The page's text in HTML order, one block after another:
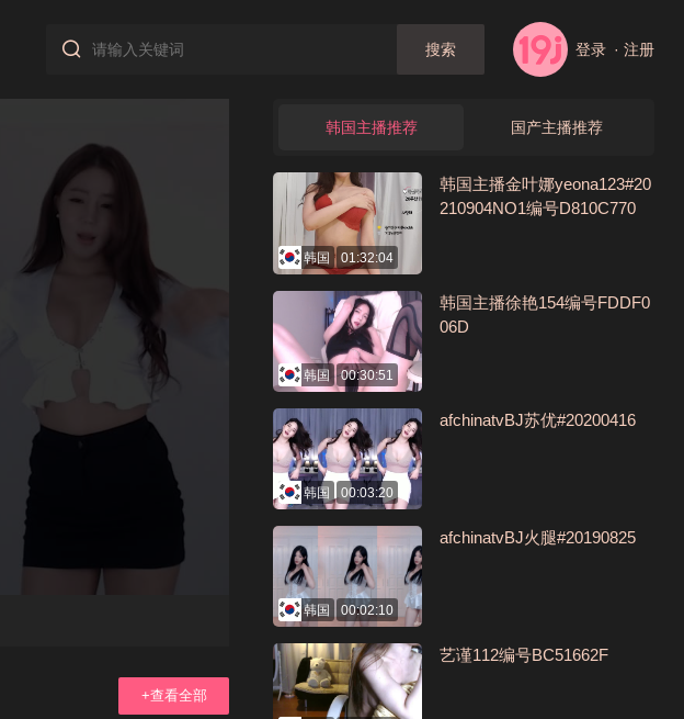
搜索 登录 · 注册
+查看全部
韩国主播推荐 国产主播推荐
韩国 01:32:04
韩国主播金叶娜yeona123#20
210904NO1编号D810C770
韩国 00:30:51
韩国主播徐艳154编号FDDF0
06D
韩国 00:03:20
afchinatvBJ苏优#20200416
韩国 00:02:10
afchinatvBJ火腿#20190825
艺谨112编号BC51662F